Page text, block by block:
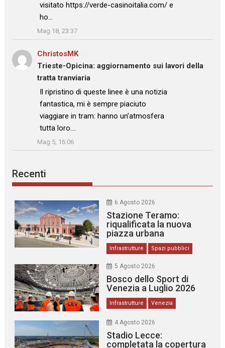
visitato https://verde-casinoitalia.com/ e
ho…
”
Mag 18, 23:37
ChristosMKsu
Trieste-Opicina: aggiornamento sui lavori della
tratta tranviaria
: “
Il ripristino di queste linee è una notizia
fantastica, mi è sempre piaciuto
viaggiare in tram: hanno un’atmosfera
tutta loro.…
”
Mag 5, 16:06
Recenti
6 Agosto 2026
Stazione Teramo:
riqualificata la nuova
piazza urbana
Infrastrutture Spazi pubblici
5 Agosto 2026
Bosco dello Sport di
Venezia a Luglio 2026
Infrastrutture Venezia
4 Agosto 2026
Stadio Lecce:
completata la copertura